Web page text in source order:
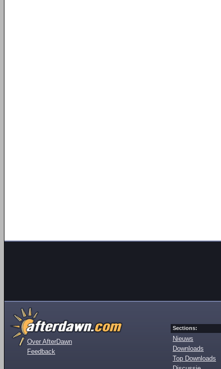
Over AfterDawn
Feedback
Sections:
Nieuws
Downloads
Top Downloads